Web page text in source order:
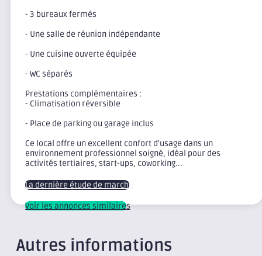
- 3 bureaux fermés
- Une salle de réunion indépendante
- Une cuisine ouverte équipée
- WC séparés
Prestations complémentaires :
- Climatisation réversible
- Place de parking ou garage inclus
Ce local offre un excellent confort d'usage dans un
environnement professionnel soigné, idéal pour des
activités tertiaires, start-ups, coworking...
La dernière étude de marché
Voir les annonces similaires
Autres informations